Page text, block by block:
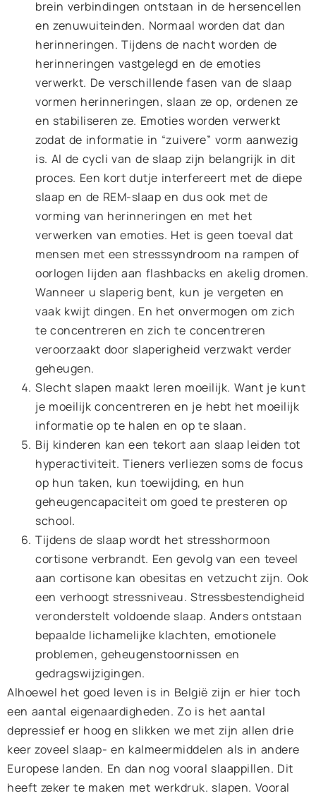
brein verbindingen ontstaan in de hersencellen
en zenuwuiteinden. Normaal worden dat dan
herinneringen. Tijdens de nacht worden de
herinneringen vastgelegd en de emoties
verwerkt. De verschillende fasen van de slaap
vormen herinneringen, slaan ze op, ordenen ze
en stabiliseren ze. Emoties worden verwerkt
zodat de informatie in “zuivere” vorm aanwezig
is. Al de cycli van de slaap zijn belangrijk in dit
proces. Een kort dutje interfereert met de diepe
slaap en de REM-slaap en dus ook met de
vorming van herinneringen en met het
verwerken van emoties. Het is geen toeval dat
mensen met een stresssyndroom na rampen of
oorlogen lijden aan flashbacks en akelig dromen.
Wanneer u slaperig bent, kun je vergeten en
vaak kwijt dingen. En het onvermogen om zich
te concentreren en zich te concentreren
veroorzaakt door slaperigheid verzwakt verder
geheugen.
Slecht slapen maakt leren moeilijk. Want je kunt
je moeilijk concentreren en je hebt het moeilijk
informatie op te halen en op te slaan.
Bij kinderen kan een tekort aan slaap leiden tot
hyperactiviteit. Tieners verliezen soms de focus
op hun taken, kun toewijding, en hun
geheugencapaciteit om goed te presteren op
school.
Tijdens de slaap wordt het stresshormoon
cortisone verbrandt. Een gevolg van een teveel
aan cortisone kan obesitas en vetzucht zijn. Ook
een verhoogt stressniveau. Stressbestendigheid
veronderstelt voldoende slaap. Anders ontstaan
bepaalde lichamelijke klachten, emotionele
problemen, geheugenstoornissen en
gedragswijzigingen.
Alhoewel het goed leven is in België zijn er hier toch
een aantal eigenaardigheden. Zo is het aantal
depressief er hoog en slikken we met zijn allen drie
keer zoveel slaap- en kalmeermiddelen als in andere
Europese landen. En dan nog vooral slaappillen. Dit
heeft zeker te maken met werkdruk. slapen. Vooral